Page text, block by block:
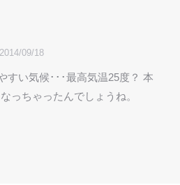
2014/09/18
すい気候･･･最高気温25度？ 本
っちゃったんでしょうね。